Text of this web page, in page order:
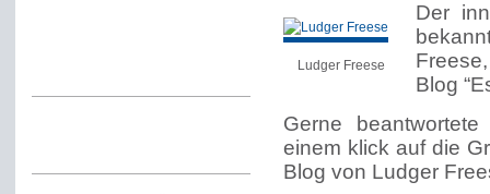
Ludger Freese
Der
Blog
Gerne
einem klick auf die
Blog von Ludger